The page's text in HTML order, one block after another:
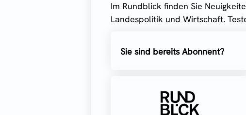
Im Rundblick finden Sie
Landespolitik und Wirtschaft.
Sie sind bereits Abonnent?